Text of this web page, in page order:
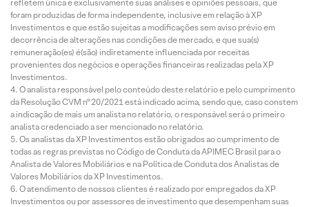
refletem única e exclusivamente suas análises e opiniões pessoais, que
foram produzidas de forma independente, inclusive em relação à XP
Investimentos e que estão sujeitas a modificações sem aviso prévio em
decorrência de alterações nas condições de mercado, e que sua(s)
remuneração(es) é(são) indiretamente influenciada por receitas
provenientes dos negócios e operações financeiras realizadas pela XP
Investimentos.
O analista responsável pelo conteúdo deste relatório e pelo cumprimento
da Resolução CVM nº 20/2021 está indicado acima, sendo que, caso constem
a indicação de mais um analista no relatório, o responsável será o primeiro
analista credenciado a ser mencionado no relatório.
Os analistas da XP Investimentos estão obrigados ao cumprimento de
todas as regras previstas no Código de Conduta da APIMEC Brasil para o
Analista de Valores Mobiliários e na Política de Conduta dos Analistas de
Valores Mobiliários da XP Investimentos.
O atendimento de nossos clientes é realizado por empregados da XP
Investimentos ou por assessores de investimento que desempenham suas